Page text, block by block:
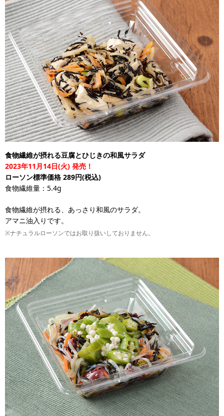
食物繊維が摂れる豆腐とひじきの和風サラダ
2023年11月14日(火) 発売！
ローソン標準価格 289円(税込)
食物繊維量：5.4g
食物繊維が摂れる、あっさり和風のサラダ。
アマニ油入りです。
※ナチュラルローソンではお取り扱いしておりません。